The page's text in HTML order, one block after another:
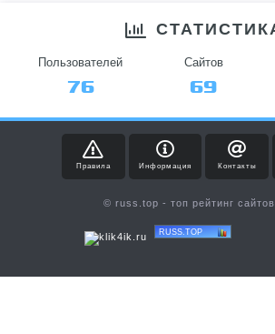
Пользователей
76
Сайтов
69
Правила Информация Контакты
© russ.top - топ рейтинг